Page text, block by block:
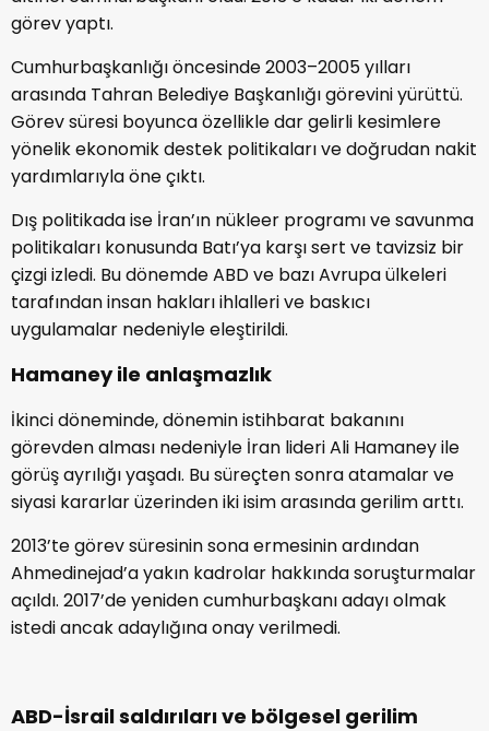
görev yaptı.
Cumhurbaşkanlığı öncesinde 2003–2005 yılları
arasında Tahran Belediye Başkanlığı görevini yürüttü.
Görev süresi boyunca özellikle dar gelirli kesimlere
yönelik ekonomik destek politikaları ve doğrudan nakit
yardımlarıyla öne çıktı.
Dış politikada ise İran’ın nükleer programı ve savunma
politikaları konusunda Batı’ya karşı sert ve tavizsiz bir
çizgi izledi. Bu dönemde ABD ve bazı Avrupa ülkeleri
tarafından insan hakları ihlalleri ve baskıcı
uygulamalar nedeniyle eleştirildi.
Hamaney ile anlaşmazlık
İkinci döneminde, dönemin istihbarat bakanını
görevden alması nedeniyle İran lideri Ali Hamaney ile
görüş ayrılığı yaşadı. Bu süreçten sonra atamalar ve
siyasi kararlar üzerinden iki isim arasında gerilim arttı.
2013’te görev süresinin sona ermesinin ardından
Ahmedinejad’a yakın kadrolar hakkında soruşturmalar
açıldı. 2017’de yeniden cumhurbaşkanı adayı olmak
istedi ancak adaylığına onay verilmedi.
ABD-İsrail saldırıları ve bölgesel gerilim